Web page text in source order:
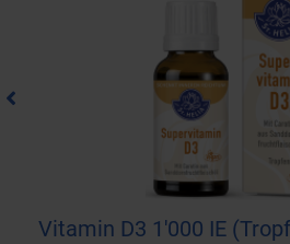
Vitamin D3 1'000 IE